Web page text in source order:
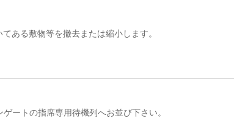
ある敷物等を撤去または縮小します。
ートの指席専用待機列へお並び下さい。